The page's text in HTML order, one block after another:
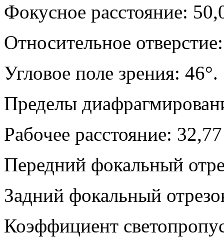
Фокусное расстояние:
Относительное
Угловое поле зрения: 46°.
Пределы
Рабочее расстояние:
Передний фокальный
Задний фокальный
Коэффициент